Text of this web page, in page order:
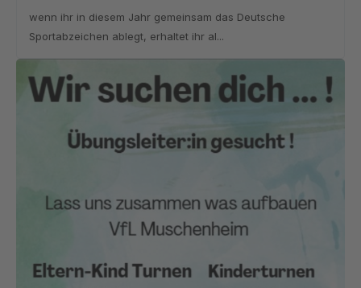
wenn ihr in diesem Jahr gemeinsam das Deutsche
Sportabzeichen ablegt, erhaltet ihr al...